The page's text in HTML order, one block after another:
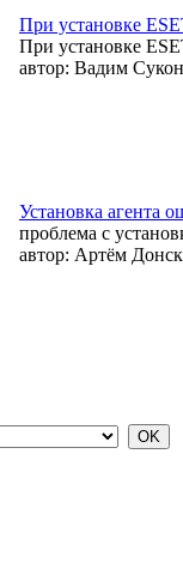
При установке
При установке
автор: Вадим
Установка агента
проблема с
автор: Артём